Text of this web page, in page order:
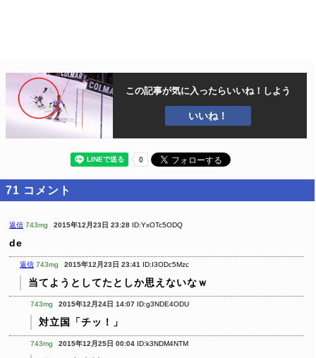
この記事が気に入ったらいいね！しよう
いいね！
71 コメント
返信 743mg 2015年12月23日 23:28 ID:YxOTc5ODQ
de
返信 743mg 2015年12月23日 23:41 ID:I3ODc5Mzc
当てようとしてたとしか思えないなｗ
743mg 2015年12月24日 14:07 ID:g3NDE4ODU
対立国「チッ！」
743mg 2015年12月25日 00:04 ID:k3NDM4NTM